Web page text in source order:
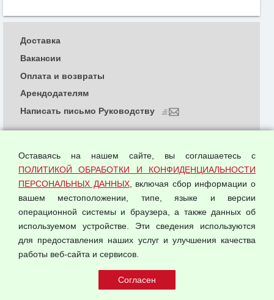
© 2026 ООО "Феникс"
Политика обработки и конфиденциальности
персональных данных
Согласием на обработку персональных данных
Оферта оптовой купли-продажи
Публичная оферта
Доставка
Вакансии
Оплата и возвраты
Арендодателям
Написать письмо Руководству
Оставаясь на нашем сайте, вы соглашаетесь с
ПОЛИТИКОЙ ОБРАБОТКИ И КОНФИДЕНЦИАЛЬНОСТИ
ПЕРСОНАЛЬНЫХ ДАННЫХ, включая сбор информации о
вашем местоположении, типе, языке и версии
операционной системы и браузера, а также данных об
используемом устройстве. Эти сведения используются
для предоставления наших услуг и улучшения качества
работы веб-сайта и сервисов.